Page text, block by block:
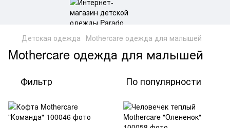
Детская одежда Mothercare одежда для малышей
Mothercare одежда для малышей
Фильтр По популярности